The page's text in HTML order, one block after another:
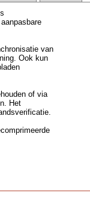
van
Ook kun
of via
Het